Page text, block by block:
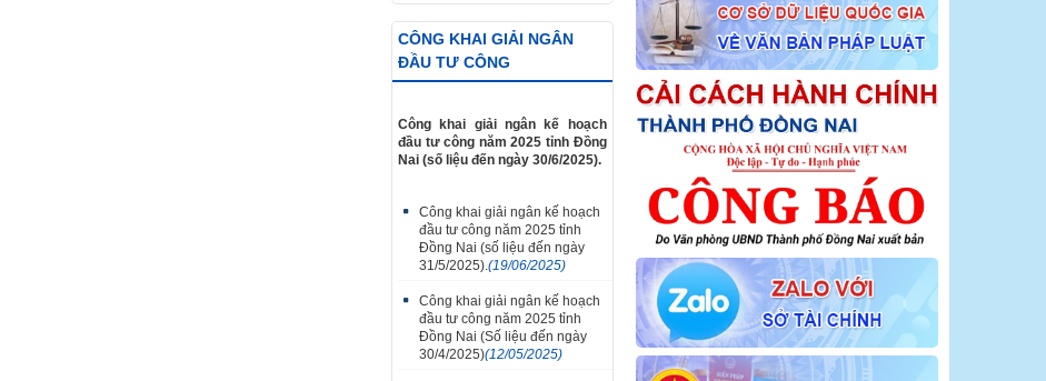
CÔNG KHAI GIẢI NGÂN
ĐẦU TƯ CÔNG
Công khai giải ngân kế hoạch
đầu tư công năm 2025 tỉnh Đồng
Nai (số liệu đến ngày 30/6/2025).
Công khai giải ngân kế hoạch
đầu tư công năm 2025 tỉnh
Đồng Nai (số liệu đến ngày
31/5/2025).(19/06/2025)
Công khai giải ngân kế hoạch
đầu tư công năm 2025 tỉnh
Đồng Nai (Số liệu đến ngày
30/4/2025)(12/05/2025)